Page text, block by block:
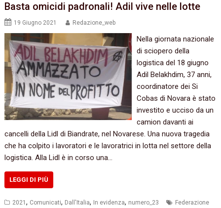
Basta omicidi padronali! Adil vive nelle lotte
19 Giugno 2021 Redazione_web
Nella giornata nazionale
di sciopero della
logistica del 18 giugno
Adil Belakhdim, 37 anni,
coordinatore dei Si
Cobas di Novara è stato
investito e ucciso da un
camion davanti ai
cancelli della Lidl di Biandrate, nel Novarese. Una nuova tragedia
che ha colpito i lavoratori e le lavoratrici in lotta nel settore della
logistica. Alla Lidl è in corso una…
LEGGI DI PIÙ
2021, Comunicati, Dall'Italia, In evidenza, numero_23
Federazione